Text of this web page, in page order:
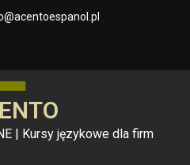
| Kursy językowe dla firm